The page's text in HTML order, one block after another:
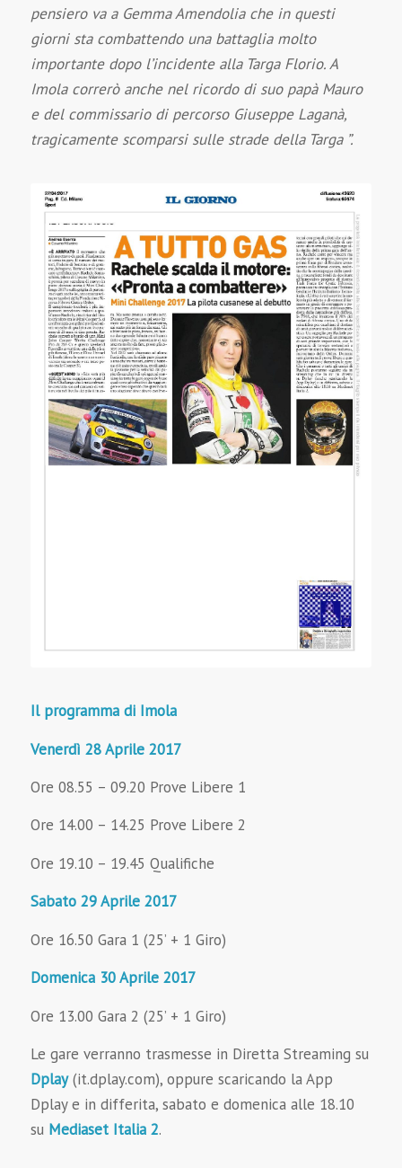
pensiero va a Gemma Amendolia che in questi
giorni sta combattendo una battaglia molto
importante dopo l’incidente alla Targa Florio. A
Imola correrò anche nel ricordo di suo papà Mauro
e del commissario di percorso Giuseppe Laganà,
tragicamente scomparsi sulle strade della Targa ”.
Il programma di Imola
Venerdì 28 Aprile 2017
Ore 08.55 – 09.20 Prove Libere 1
Ore 14.00 – 14.25 Prove Libere 2
Ore 19.10 – 19.45 Qualifiche
Sabato 29 Aprile 2017
Ore 16.50 Gara 1 (25’ + 1 Giro)
Domenica 30 Aprile 2017
Ore 13.00 Gara 2 (25’ + 1 Giro)
Le gare verranno trasmesse in Diretta Streaming su
Dplay(it.dplay.com), oppure scaricando la App
Dplay e in differita, sabato e domenica alle 18.10
su Mediaset Italia 2.